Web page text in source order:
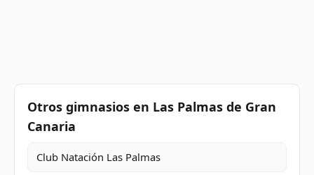
Otros gimnasios en Las Palmas de Gran
Canaria
Club Natación Las Palmas